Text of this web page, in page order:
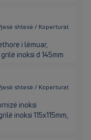
shtesë / Koperturat
i lëmuar,
inoksi d 145mm
shtesë / Koperturat
inoksi
inoksi 115x115mm,